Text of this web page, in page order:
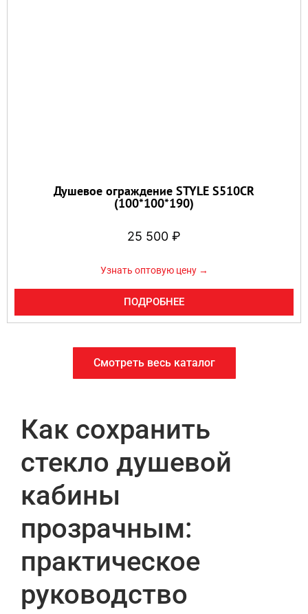
Душевое ограждение STYLE S510CR
(100*100*190)
25 500 ₽
Узнать оптовую цену →
ПОДРОБНЕЕ
Смотреть весь каталог
Как сохранить
стекло душевой
кабины
прозрачным:
практическое
руководство